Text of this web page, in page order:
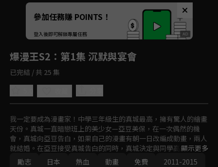
Unmute
如有不便請見諒
參加任務賺 POINTS！
登入後即可解鎖專屬任務
爆漫王S2 ：第1集 沉默與宴會
已完結 / 共 25 集
我一定要成為漫畫家！中學三年級生的真城最高，擁有驚人的繪畫
天份。真城一直暗戀班上的美少女—亞豆美保，在一次偶然的機
會，真城向亞豆告白，如果自己的漫畫有朝一日改編成動畫，兩人
就結婚。在亞豆接受真城告白的同時，真城決定與同學高木以亞城
木夢葉為筆名出道，一同闖盪競爭激烈的漫畫市場。
顯示更多
勵志
日本 熱血 動畫 免費 2011-2015